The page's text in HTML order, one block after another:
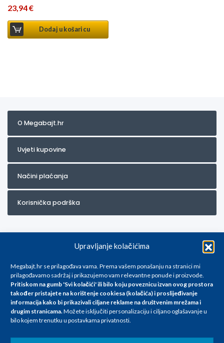
Upravljanje kolačićima
Megabajt.hr se prilagođava vama. Prema vašem ponašanju na stranici mi
prilagođavamo sadržaj i prikazujemo vam relevantne ponude i proizvode.
Pritiskom na gumb 'Svi kolačići' ili bilo koju poveznicu izvan ovog prostora
također pristajete na korištenje cookiesa (kolačića) i proslijeđivanje
informacija kako bi prikazivali ciljane reklame na društvenim mrežama i
drugim stranicama.Možete isključiti personalizaciju i ciljano oglašavanje u
bilo kojem trenutku u postavkama privatnosti.
23,94€
Dodaj u košaricu
O Megabajt.hr
Uvjeti kupovine
Načini plaćanja
Korisnička podrška
Za artikle kojih trenutno nema u ponudi obratite nam se na
info@megabajt.hr. Sve cijene su informativnog karaktera i podložne su
promjenama, a
iskazane su za avansno plaćanje(gotovina) u Eurima i uključuju PDV. Sve
se razlikovati od cijena u našim poslovnicama. Trudimo se dati što bolji